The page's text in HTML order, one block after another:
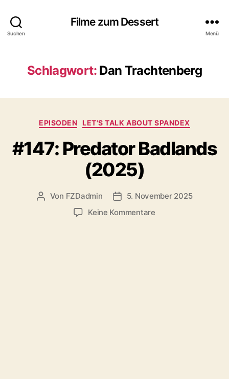
Suchen
Filme zum Dessert
Menü
Schlagwort: Dan Trachtenberg
Kategorien
EPISODEN LET'S TALK ABOUT SPANDEX
#147: Predator Badlands
(2025)
Beitragsautor
Von FZDadmin Veröffentlichungsdatum
5. November 2025
Keine Kommentarezu